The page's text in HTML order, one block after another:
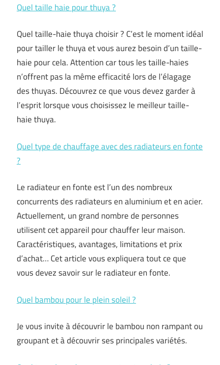
Quel taille haie pour thuya ?
Quel taille-haie thuya choisir ? C’est le moment idéal
pour tailler le thuya et vous aurez besoin d’un taille-
haie pour cela. Attention car tous les taille-haies
n’offrent pas la même efficacité lors de l’élagage
des thuyas. Découvrez ce que vous devez garder à
l’esprit lorsque vous choisissez le meilleur taille-
haie thuya.
Quel type de chauffage avec des radiateurs en fonte
?
Le radiateur en fonte est l’un des nombreux
concurrents des radiateurs en aluminium et en acier.
Actuellement, un grand nombre de personnes
utilisent cet appareil pour chauffer leur maison.
Caractéristiques, avantages, limitations et prix
d’achat… Cet article vous expliquera tout ce que
vous devez savoir sur le radiateur en fonte.
Quel bambou pour le plein soleil ?
Je vous invite à découvrir le bambou non rampant ou
groupant et à découvrir ses principales variétés.